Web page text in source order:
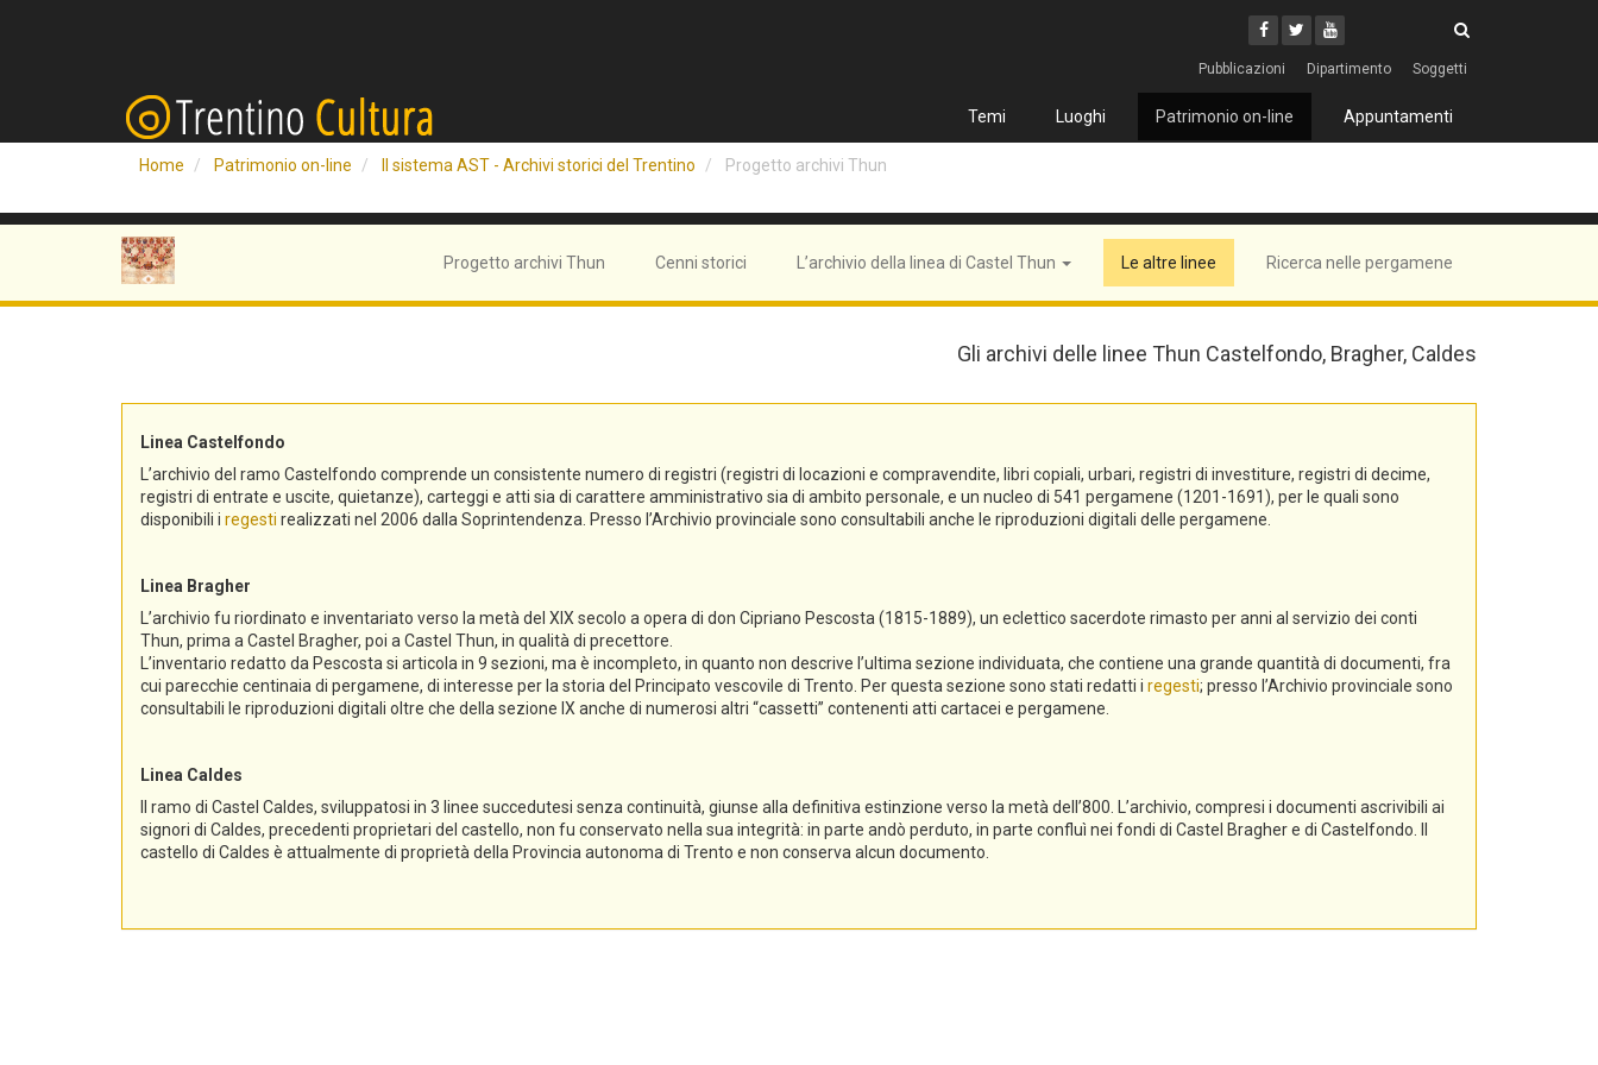
Facebook
Twitter
Youtube
Pubblicazioni Dipartimento Soggetti
Temi Luoghi Patrimonio on-line Appuntamenti
Home Patrimonio on-line Il sistema AST - Archivi storici del Trentino Progetto archivi Thun
Progetto archivi Thun Cenni storici L’archivio della linea di Castel Thun Le altre linee Ricerca nelle pergamene
Gli archivi delle linee Thun Castelfondo, Bragher, Caldes
Linea Castelfondo
L’archivio del ramo Castelfondo comprende un consistente numero di registri (registri di locazioni e compravendite, libri copiali, urbari, registri di investiture, registri di decime,
registri di entrate e uscite, quietanze), carteggi e atti sia di carattere amministrativo sia di ambito personale, e un nucleo di 541 pergamene (1201-1691), per le quali sono
disponibili i regesti realizzati nel 2006 dalla Soprintendenza. Presso l’Archivio provinciale sono consultabili anche le riproduzioni digitali delle pergamene.
Linea Bragher
L’archivio fu riordinato e inventariato verso la metà del XIX secolo a opera di don Cipriano Pescosta (1815-1889), un eclettico sacerdote rimasto per anni al servizio dei conti
Thun, prima a Castel Bragher, poi a Castel Thun, in qualità di precettore.
L’inventario redatto da Pescosta si articola in 9 sezioni, ma è incompleto, in quanto non descrive l’ultima sezione individuata, che contiene una grande quantità di documenti, fra
cui parecchie centinaia di pergamene, di interesse per la storia del Principato vescovile di Trento. Per questa sezione sono stati redatti i regesti; presso l’Archivio provinciale sono
consultabili le riproduzioni digitali oltre che della sezione IX anche di numerosi altri “cassetti” contenenti atti cartacei e pergamene.
Linea Caldes
Il ramo di Castel Caldes, sviluppatosi in 3 linee succedutesi senza continuità, giunse alla definitiva estinzione verso la metà dell’800. L’archivio, compresi i documenti ascrivibili ai
signori di Caldes, precedenti proprietari del castello, non fu conservato nella sua integrità: in parte andò perduto, in parte confluì nei fondi di Castel Bragher e di Castelfondo. Il
castello di Caldes è attualmente di proprietà della Provincia autonoma di Trento e non conserva alcun documento.